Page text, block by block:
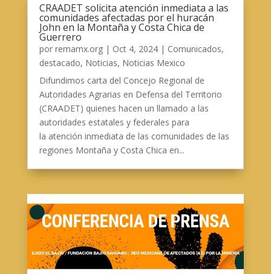
CRAADET solicita atención inmediata a las
comunidades afectadas por el huracán
John en la Montaña y Costa Chica de
Guerrero
por remamx.org| Oct 4, 2024| Comunicados,
destacado, Noticias, Noticias Mexico
Difundimos carta del Concejo Regional de
Autoridades Agrarias en Defensa del Territorio
(CRAADET) quienes hacen un llamado a las
autoridades estatales y federales para
la atención inmediata de las comunidades de las
regiones Montaña y Costa Chica en...